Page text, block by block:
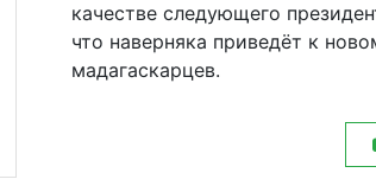
качестве следующего
что наверняка приведёт к
мадагаскарцев.